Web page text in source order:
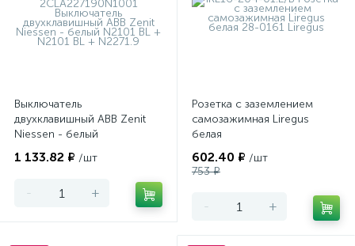
Выключатель
двухклавишный ABB Zenit
Niessen - белый
1 133.82 ₽ /шт
- +
Розетка с заземлением
самозажимная Liregus
белая
602.40 ₽ /шт
753 ₽
- +